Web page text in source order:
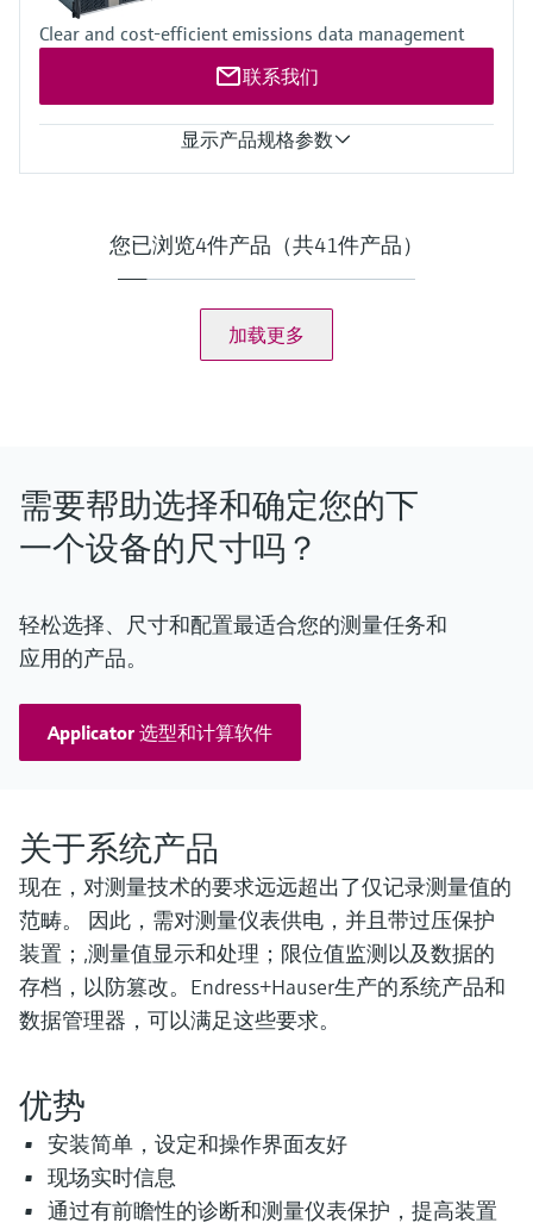
0.008%，长期稳定性为每年 0.01%
分辨率 24 位。模拟输入共用同一接地，相对于所有其他电子
对于 100 欧姆输入，分辨率 2x 0.02 °C 。误差取决于量程 0 ...
50 °C ：误差 <0.05 °C 或更好； -220 至 +220 °C：误差 <0.5 °C
4 个独立的 HART 回路输入，此外还支持 4 至 20 mA 信号
支持每个变送器回路的多点连接，并支持冗余 FC 运行
252和API 5.5标准。真正实现A级和B级测量。
4路周期时间输入，范围为100μs至5000μs。分辨率<1ns
4路支持1、2和4球探测器配置模式。分辨率100 ns（10
2个RJ45以太网接口，支持TCP/IP
输出
4路模拟输出，用于过程输出及流量/压力控制。分辨率14位，
精度0.075%满量程。 模拟输出共享同一接地端，相对于其他
16路数字输出，集电极开路。额定值：100mA @24V
4路脉冲输出，集电极开路，频率范围 0.01 至 500 Hz
1路流量计脉冲输出，用于远程校验流量计算机。分辨率
4路频率输出，用于模拟流量计信号。最大频率 10KHz，精度
0.1%
Clear and cost-efficient emissions data management
联系我们
显示产品规格参数
排放量, 月负荷, 年排放量, 月平均值年数> 排放限值, 日平均值
年数 > 110% 排放限值, 光栅值95% 年百分位数 < 200% 排放限
值, 无效日平均值的年数
您已浏览4件产品（共41件产品）
加载更多
需要帮助选择和确定您的下
一个设备的尺寸吗？
轻松选择、尺寸和配置最适合您的测量任务和
应用的产品。
Applicator 选型和计算软件
关于系统产品
现在，对测量技术的要求远远超出了仅记录测量值的
范畴。 因此，需对测量仪表供电，并且带过压保护
装置；,测量值显示和处理；限位值监测以及数据的
存档，以防篡改。Endress+Hauser生产的系统产品和
数据管理器，可以满足这些要求。
优势
安装简单，设定和操作界面友好
现场实时信息
通过有前瞻性的诊断和测量仪表保护，提高装置